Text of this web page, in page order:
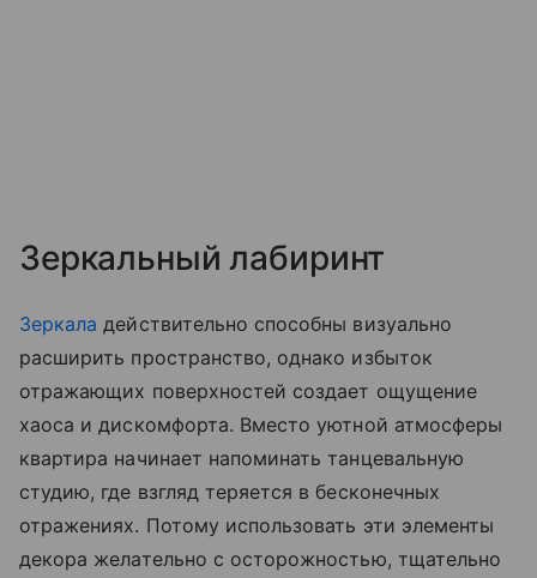
Зеркальный лабиринт
Зеркала действительно способны визуально
расширить пространство, однако избыток
отражающих поверхностей создает ощущение
хаоса и дискомфорта. Вместо уютной атмосферы
квартира начинает напоминать танцевальную
студию, где взгляд теряется в бесконечных
отражениях. Потому использовать эти элементы
декора желательно с осторожностью, тщательно